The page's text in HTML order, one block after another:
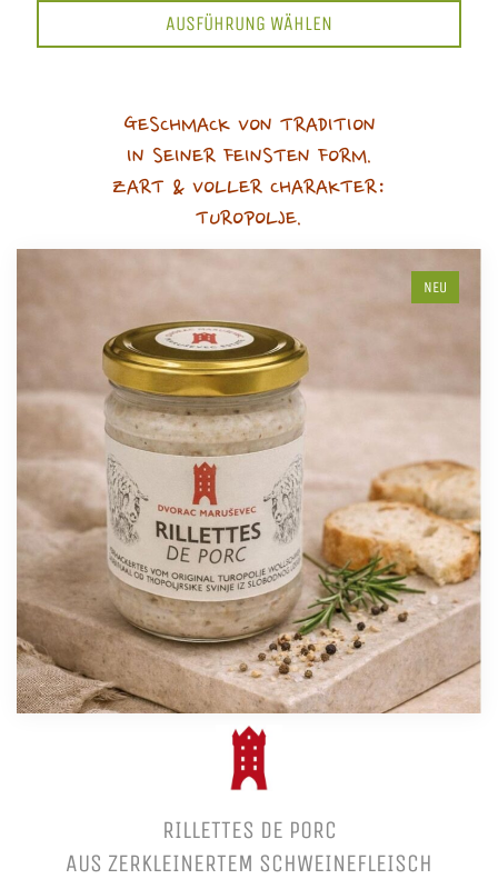
AUSFÜHRUNG WÄHLEN
GESCHMACK VON TRADITION
IN SEINER FEINSTEN FORM.
ZART & VOLLER CHARAKTER:
TUROPOLJE.
NEU
RILLETTES DE PORC
AUS ZERKLEINERTEM SCHWEINEFLEISCH